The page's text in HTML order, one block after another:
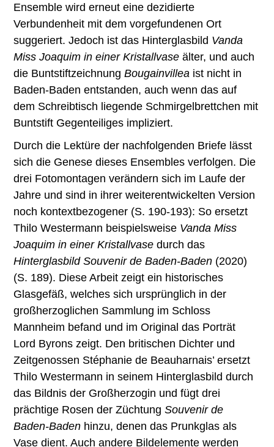
Ensemble wird erneut eine dezidierte
Verbundenheit mit dem vorgefundenen Ort
suggeriert. Jedoch ist das Hinterglasbild Vanda
Miss Joaquim in einer Kristallvase älter, und auch
die BuntstiftzeichnungBougainvillea ist nicht in
Baden-Baden entstanden, auch wenn das auf
dem Schreibtisch liegende Schmirgelbrettchen mit
Buntstift Gegenteiliges impliziert.
Durch die Lektüre der nachfolgenden Briefe lässt
sich die Genese dieses Ensembles verfolgen. Die
drei Fotomontagen verändern sich im Laufe der
Jahre und sind in ihrer weiterentwickelten Version
noch kontextbezogener (S. 190-193): So ersetzt
Thilo Westermann beispielsweise Vanda Miss
Joaquim in einer Kristallvase durch das
Hinterglasbild Souvenir de Baden-Baden (2020)
(S. 189). Diese Arbeit zeigt ein historisches
Glasgefäß, welches sich ursprünglich in der
großherzoglichen Sammlung im Schloss
Mannheim befand und im Original das Porträt
Lord Byrons zeigt. Den britischen Dichter und
Zeitgenossen Stéphanie de Beauharnais’ ersetzt
Thilo Westermann in seinem Hinterglasbild durch
das Bildnis der Großherzogin und fügt drei
prächtige Rosen der ZüchtungSouvenir de
Baden-Baden hinzu, denen das Prunkglas als
Vase dient. Auch andere Bildelemente werden